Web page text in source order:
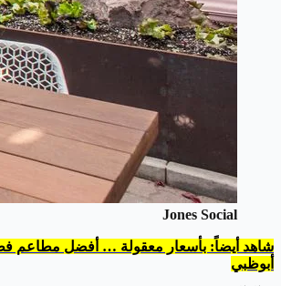
Jones Social
شاهد أيضاً: بأسعار معقولة … أفضل مطاعم
أبوظبي